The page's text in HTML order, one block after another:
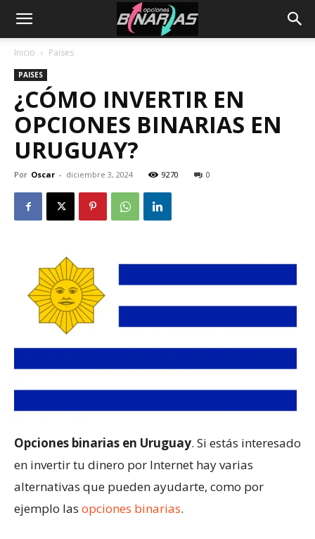
Inicio Paises
PAISES
¿CÓMO INVERTIR EN
OPCIONES BINARIAS EN
URUGUAY?
Por Oscar - diciembre 3, 2024 9270 0
Opciones binarias en Uruguay. Si estás interesado
en invertir tu dinero por Internet hay varias
alternativas que pueden ayudarte, como por
ejemplo las opciones binarias.